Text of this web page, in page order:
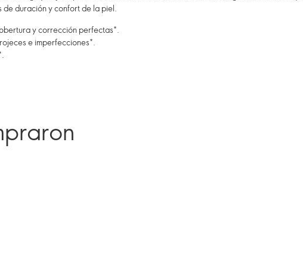
de duración y confort de la piel.
y corrección perfectas*.
e imperfecciones*.